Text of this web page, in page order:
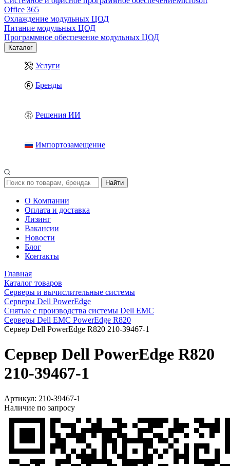
Office 365
Охлаждение модульных ЦОД
Питание модульных ЦОД
Программное обеспечение модульных ЦОД
Каталог
Услуги
Бренды
Решения ИИ
Импортозамещение
Найти
О Компании
Оплата и доставка
Лизинг
Вакансии
Новости
Блог
Контакты
Главная
Каталог товаров
Серверы и вычислительные системы
Серверы Dell PowerEdge
Снятые с производства системы Dell EMC
Серверы Dell EMC PowerEdge R820
Сервер Dell PowerEdge R820 210-39467-1
Сервер Dell PowerEdge R820
210-39467-1
Артикул: 210-39467-1
Наличие по запросу